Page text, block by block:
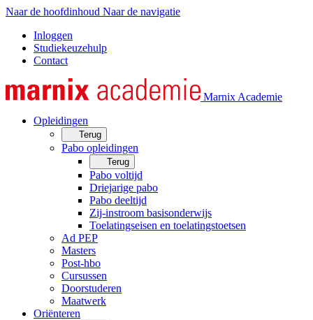
Naar de hoofdinhoud Naar de navigatie
Inloggen
Studiekeuzehulp
Contact
Marnix Academie
Opleidingen
Terug
Pabo opleidingen
Terug
Pabo voltijd
Driejarige pabo
Pabo deeltijd
Zij-instroom basisonderwijs
Toelatingseisen en toelatingstoetsen
Ad PEP
Masters
Post-hbo
Cursussen
Doorstuderen
Maatwerk
Oriënteren